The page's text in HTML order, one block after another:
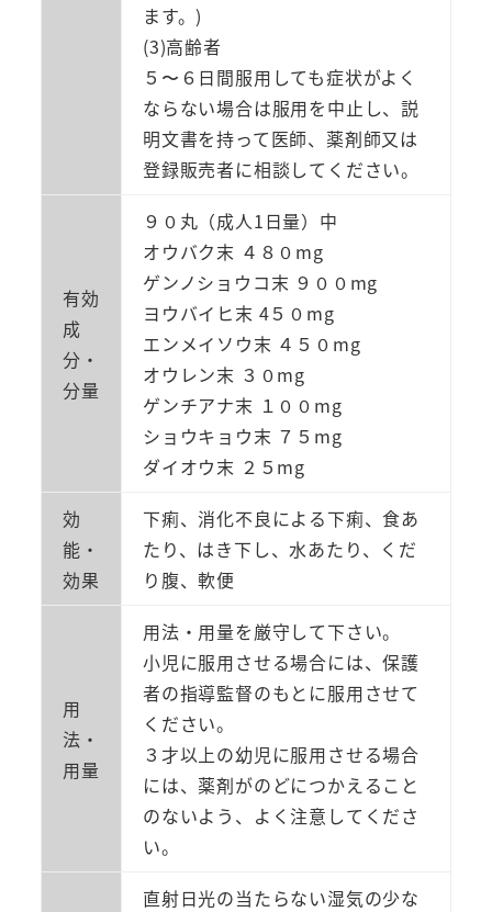
業
ます。)
(3)高齢者
５〜６日間服用しても症状がよく
ならない場合は服用を中止し、説
明文書を持って医師、薬剤師又は
登録販売者に相談してください。
有効
成
分・
分量
９０丸（成人1日量）中
オウバク末 ４８０mg
ゲンノショウコ末 ９００mg
ヨウバイヒ末 4５０mg
エンメイソウ末 ４５０mg
オウレン末 ３０mg
ゲンチアナ末 １００mg
ショウキョウ末 ７５mg
ダイオウ末 ２５mg
効
能・
効果
下痢、消化不良による下痢、食あ
たり、はき下し、水あたり、くだ
り腹、軟便
用
法・
用量
用法・用量を厳守して下さい。
小児に服用させる場合には、保護
者の指導監督のもとに服用させて
ください。
３才以上の幼児に服用させる場合
には、薬剤がのどにつかえること
のないよう、よく注意してくださ
い。
直射日光の当たらない湿気の少な